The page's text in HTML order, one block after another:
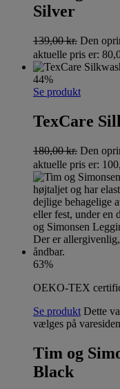
Silver
139,00kr. Den
aktuelle pris er:
44%
Se produkt
TexCare
180,00kr. Den
aktuelle pris er:
63%
OEKO-TEX
Se produkt Dette
vælges på varesiden
Tim og
Black